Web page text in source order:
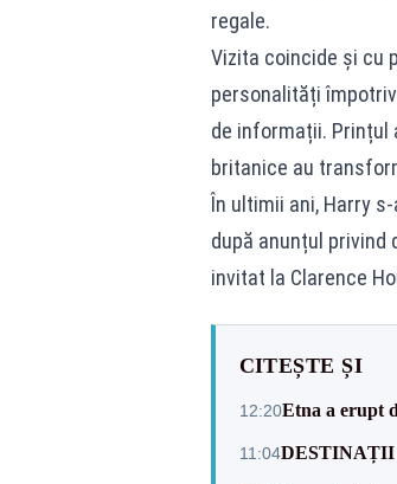
regale.
Vizita coincide și cu
personalități
de informații. Prințul
britanice au
În ultimii ani, Harry
după anunțul privind
invitat la Clarence
CITEȘTE ȘI
12:20Etna a erupt
11:04DESTINAȚII